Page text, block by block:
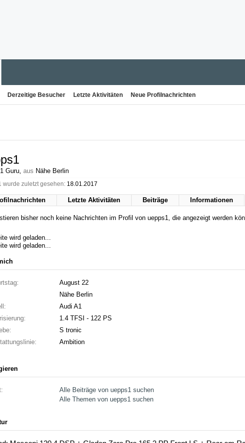
Derzeitige Besucher Letzte Aktivitäten Neue Profilnachrichten
Guru, aus Nähe Berlin
wurde zuletzt gesehen: 18.01.2017
Letzte Aktivitäten Beiträge Informationen
bisher noch keine Nachrichten im Profil von uepps1, die angezeigt werden
wird geladen...
wird geladen...
August 22
Nähe Berlin
Audi A1
1.4 TFSI - 122 PS
S tronic
Ambition
Alle Beiträge von uepps1 suchen
Alle Themen von uepps1 suchen